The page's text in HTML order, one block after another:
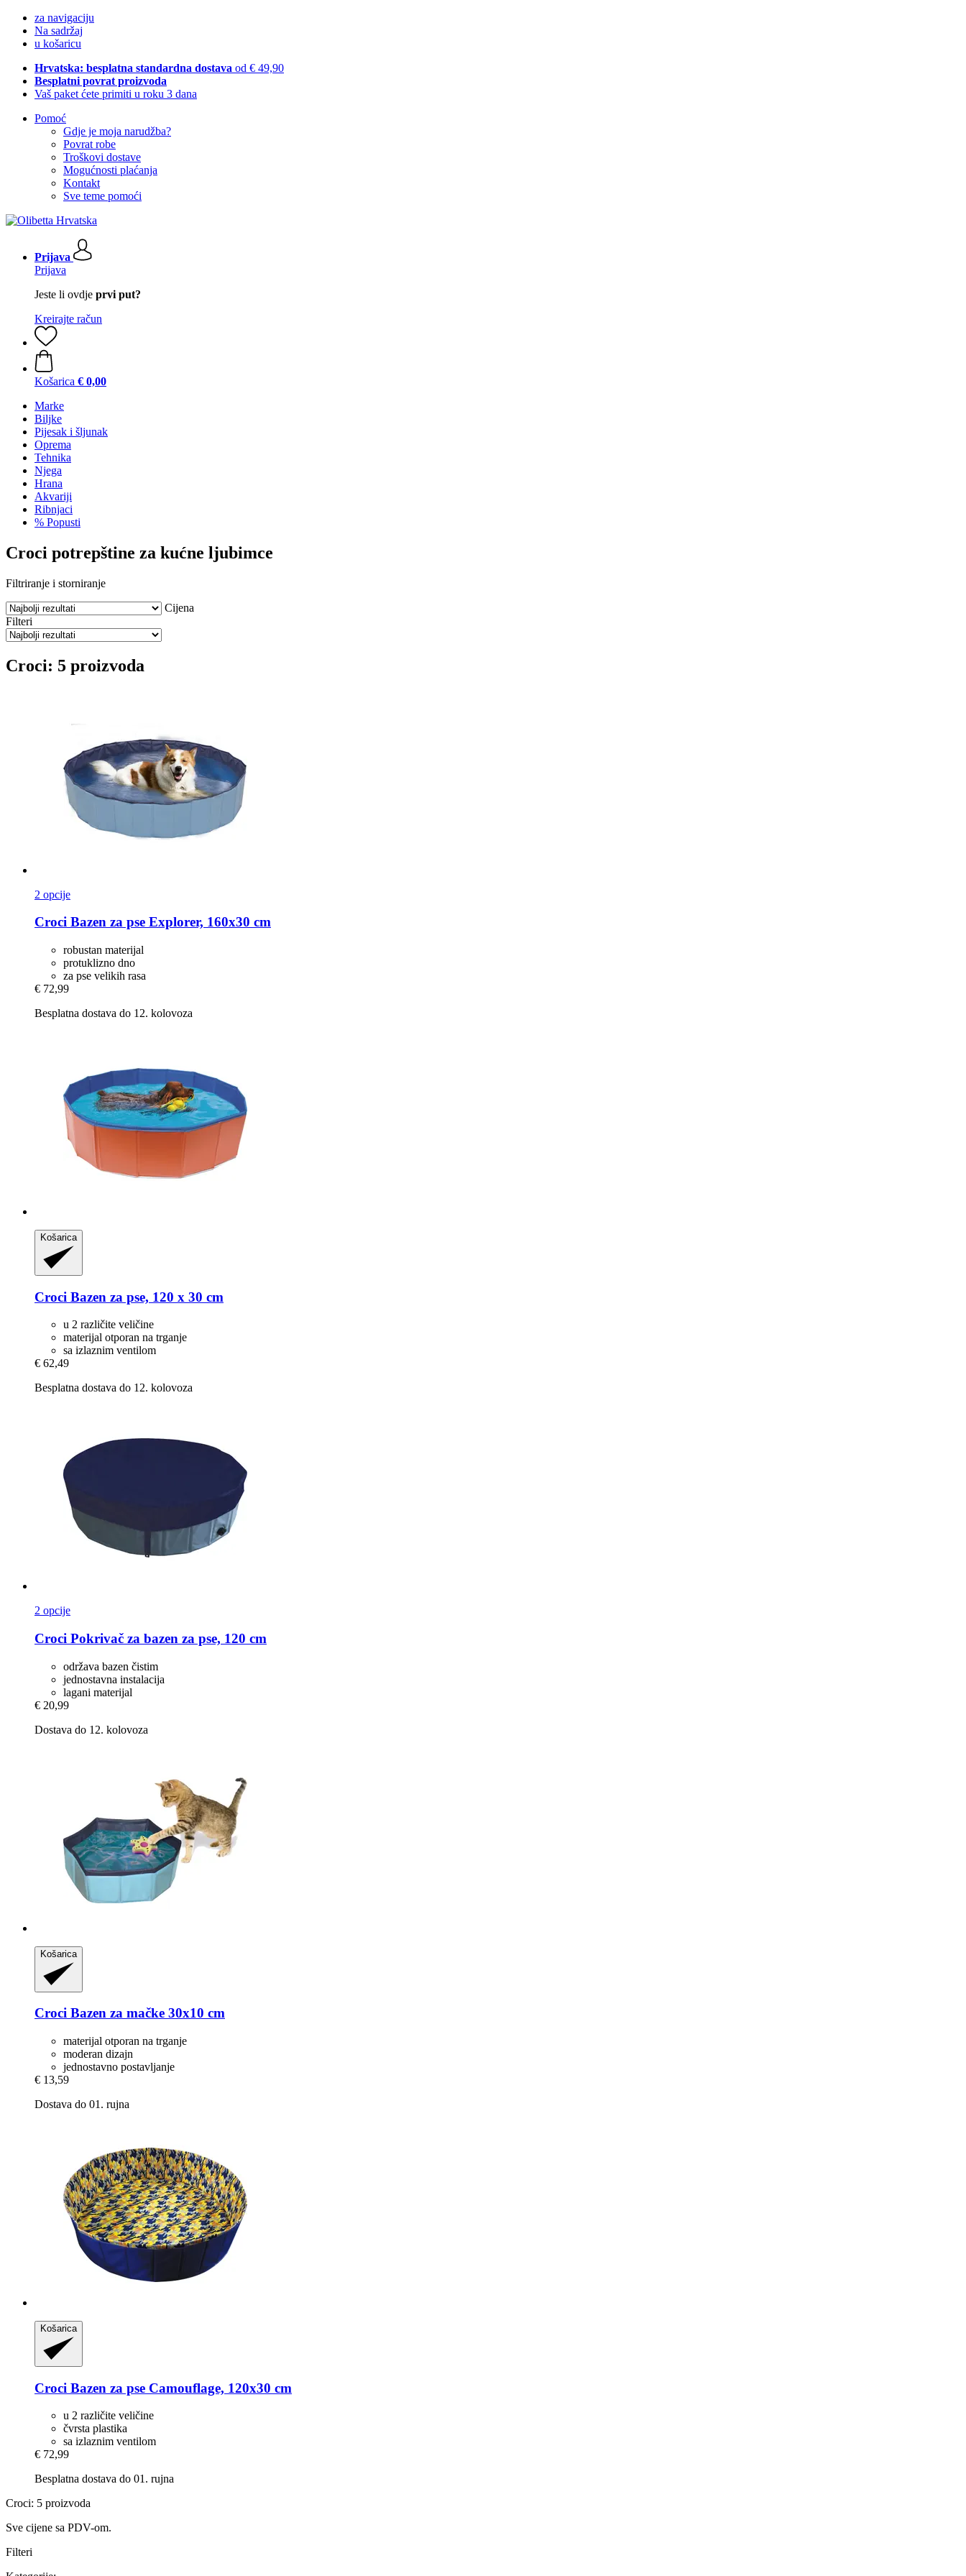
za navigaciju
Na sadržaj
u košaricu
Hrvatska: besplatna standardna dostava od € 49,90
Besplatni povrat proizvoda
Vaš paket ćete primiti u roku 3 dana
Pomoć
Gdje je moja narudžba?
Povrat robe
Troškovi dostave
Mogućnosti plaćanja
Kontakt
Sve teme pomoći
Prijava
Prijava
Jeste li ovdje prvi put?
Kreirajte račun
Košarica € 0,00
Marke
Biljke
Pijesak i šljunak
Oprema
Tehnika
Njega
Hrana
Akvariji
Ribnjaci
% Popusti
Croci potrepštine za kućne ljubimce
Filtriranje i storniranje
Cijena
Filteri
Croci: 5 proizvoda
2 opcije
Croci Bazen za pse Explorer, 160x30 cm
robustan materijal
protuklizno dno
za pse velikih rasa
€ 72,99
Besplatna dostava do 12. kolovoza
Košarica
Croci Bazen za pse, 120 x 30 cm
u 2 različite veličine
materijal otporan na trganje
sa izlaznim ventilom
€ 62,49
Besplatna dostava do 12. kolovoza
2 opcije
Croci Pokrivač za bazen za pse, 120 cm
održava bazen čistim
jednostavna instalacija
lagani materijal
€ 20,99
Dostava do 12. kolovoza
Košarica
Croci Bazen za mačke 30x10 cm
materijal otporan na trganje
moderan dizajn
jednostavno postavljanje
€ 13,59
Dostava do 01. rujna
Košarica
Croci Bazen za pse Camouflage, 120x30 cm
u 2 različite veličine
čvrsta plastika
sa izlaznim ventilom
€ 72,99
Besplatna dostava do 01. rujna
Croci: 5 proizvoda
Sve cijene sa PDV-om.
Filteri